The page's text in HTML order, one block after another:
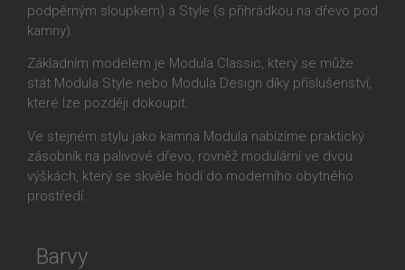
podpěrným sloupkem) a Style (s přihrádkou na dřevo pod
kamny).
Základním modelem je Modula Classic, který se může
stát Modula Style nebo Modula Design díky příslušenství,
které lze později dokoupit.
Ve stejném stylu jako kamna Modula nabízíme praktický
zásobník na palivové dřevo, rovněž modulární ve dvou
výškách, který se skvěle hodí do moderního obytného
prostředí.
Barvy